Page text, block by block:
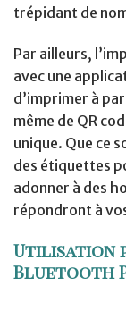
trépidant de
Par ailleurs,
avec une
d’imprimer à
même de QR
unique. Que ce
des étiquettes
adonner à des
répondront à
Utilisation
Bluetooth